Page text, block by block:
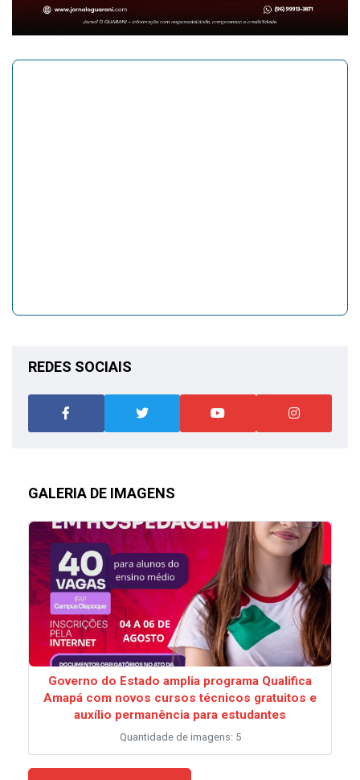
REDES SOCIAIS
GALERIA DE IMAGENS
Governo do Estado amplia programa Qualifica
Amapá com novos cursos técnicos gratuitos e
auxílio permanência para estudantes
Quantidade de imagens: 5